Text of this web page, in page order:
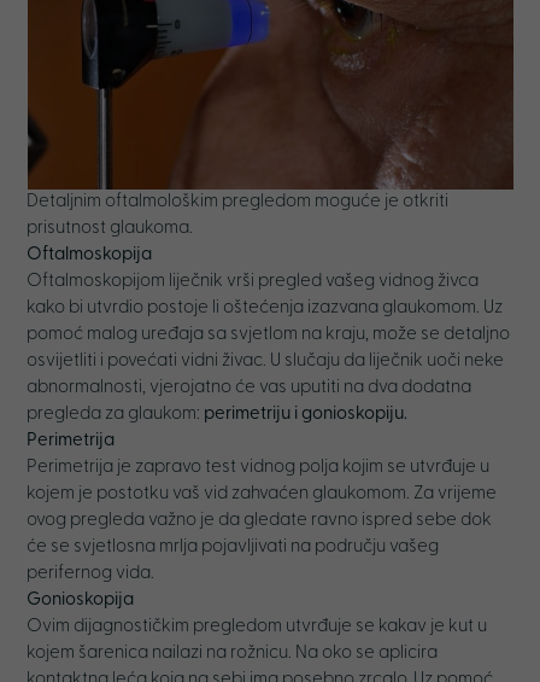
Detaljnim oftalmološkim pregledom moguće je otkriti
prisutnost glaukoma.
Oftalmoskopija
Oftalmoskopijom liječnik vrši pregled vašeg vidnog živca
kako bi utvrdio postoje li oštećenja izazvana glaukomom. Uz
pomoć malog uređaja sa svjetlom na kraju, može se detaljno
osvijetliti i povećati vidni živac. U slučaju da liječnik uoči neke
abnormalnosti, vjerojatno će vas uputiti na dva dodatna
pregleda za glaukom: perimetriju i gonioskopiju.
Perimetrija
Perimetrija je zapravo test vidnog polja kojim se utvrđuje u
kojem je postotku vaš vid zahvaćen glaukomom. Za vrijeme
ovog pregleda važno je da gledate ravno ispred sebe dok
će se svjetlosna mrlja pojavljivati na području vašeg
perifernog vida.
Gonioskopija
Ovim dijagnostičkim pregledom utvrđuje se kakav je kut u
kojem šarenica nailazi na rožnicu. Na oko se aplicira